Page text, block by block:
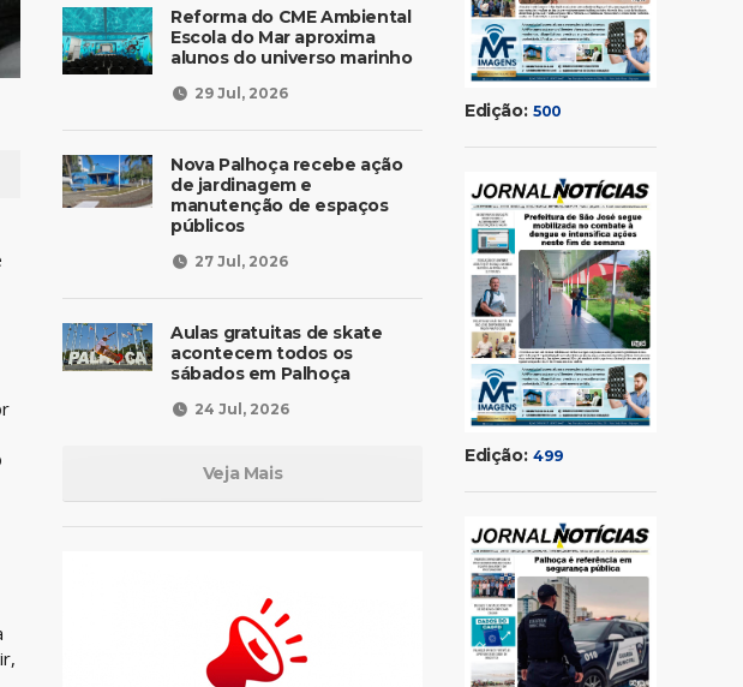
Reforma do CME Ambiental
Escola do Mar aproxima
alunos do universo marinho
29 Jul, 2026
Nova Palhoça recebe ação
de jardinagem e
manutenção de espaços
públicos
27 Jul, 2026
Aulas gratuitas de skate
acontecem todos os
sábados em Palhoça
24 Jul, 2026
Veja Mais
Edição: 500
Edição: 499